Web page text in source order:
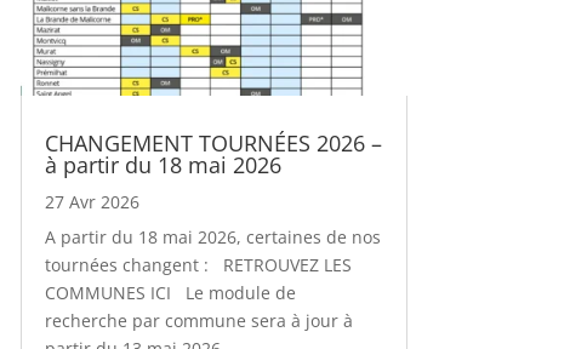
CHANGEMENT TOURNÉES 2026 –
à partir du 18 mai 2026
27 Avr 2026
A partir du 18 mai 2026, certaines de nos
tournées changent : RETROUVEZ LES
COMMUNES ICI Le module de
recherche par commune sera à jour à